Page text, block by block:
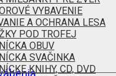
VYBAVENIE
A OCHRANA LESA
POD TROFEJ
OBUV
SVAČINKA
KNIHY, CD, DVD